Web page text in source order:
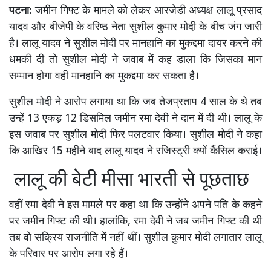
पटना:जमीन गिफ्ट के मामले को लेकर आरजेडी अध्यक्ष लालू प्रसाद
यादव और बीजेपी के वरिष्ठ नेता सुशील कुमार मोदी के बीच जंग जारी
है। लालू यादव ने सुशील मोदी पर मानहानि का मुकद्दमा दायर करने की
धमकी दी तो सुशील मोदी ने जवाब में कह डाला कि जिसका मान
सम्मान होगा वही मानहानि का मुकद्दमा कर सकता है।
सुशील मोदी ने आरोप लगाया था कि जब तेजप्रताप 4 साल के थे तब
उन्हें 13 एकड़ 12 डिसमिल जमीन रमा देवी ने दान में दी थी। लालू के
इस जवाब पर सुशील मोदी फिर पलटवार किया। सुशील मोदी ने कहा
कि आखिर 15 महीने बाद लालू यादव ने रजिस्ट्री क्यों कैंसिल कराई।
लालू की बेटी मीसा भारती से पूछताछ
वहीं रमा देवी ने इस मामले पर कहा था कि उन्होंने अपने पति के कहने
पर जमीन गिफ्ट की थी। हालांकि, रमा देवी ने जब जमीन गिफ्ट की थी
तब वो सक्रिय राजनीति में नहीं थीं। सुशील कुमार मोदी लगातार लालू
के परिवार पर आरोप लगा रहे हैं।